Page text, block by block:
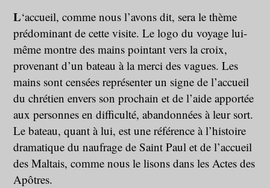
L‘accueil, comme nous l’avons dit, sera le thème
prédominant de cette visite. Le logo du voyage lui-
même montre des mains pointant vers la croix,
provenant d’un bateau à la merci des vagues. Les
mains sont censées représenter un signe de l’accueil
du chrétien envers son prochain et de l’aide apportée
aux personnes en difficulté, abandonnées à leur sort.
Le bateau, quant à lui, est une référence à l’histoire
dramatique du naufrage de Saint Paul et de l’accueil
des Maltais, comme nous le lisons dans les Actes des
Apôtres.